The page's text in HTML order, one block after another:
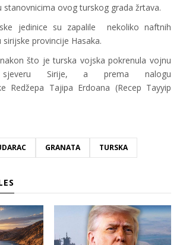
stanovnicima ovog turskog grada žrtava.
jedinice su zapalile nekoliko naftnih
provincije Hasaka.
što je turska vojska pokrenula vojnu
Sirije, a prema nalogu
Redžepa Tajipa Erdoana (Recep Tayyip
GRANATA TURSKA